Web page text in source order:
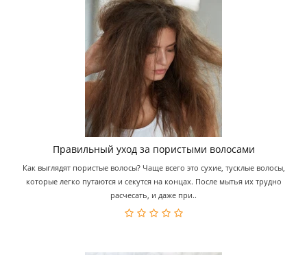
Правильный уход за пористыми волосами
Как выглядят пористые волосы? Чаще всего это сухие, тусклые волосы,
которые легко путаются и секутся на концах. После мытья их трудно
расчесать, и даже при..